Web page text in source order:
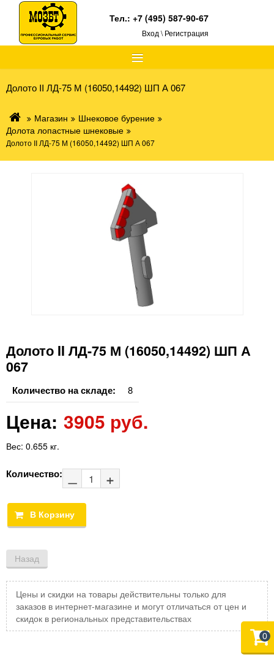
≡
Тел.:+7 (495) 587-90-67
Вход \ Регистрация
Долото II ЛД-75 М (16050,14492) ШП А 067
Магазин
Шнековое бурение
Долота лопастные шнековые
Долото II ЛД-75 М (16050,14492) ШП А 067
Долото II ЛД-75 М (16050,14492) ШП А
067
Количество на складе: 8
Цена: 3905 руб.
Вес: 0.655 кг.
Количество:
Цены и скидки на товары действительны только для
заказов в интернет-магазине и могут отличаться от цен и
скидок в региональных представительствах
0